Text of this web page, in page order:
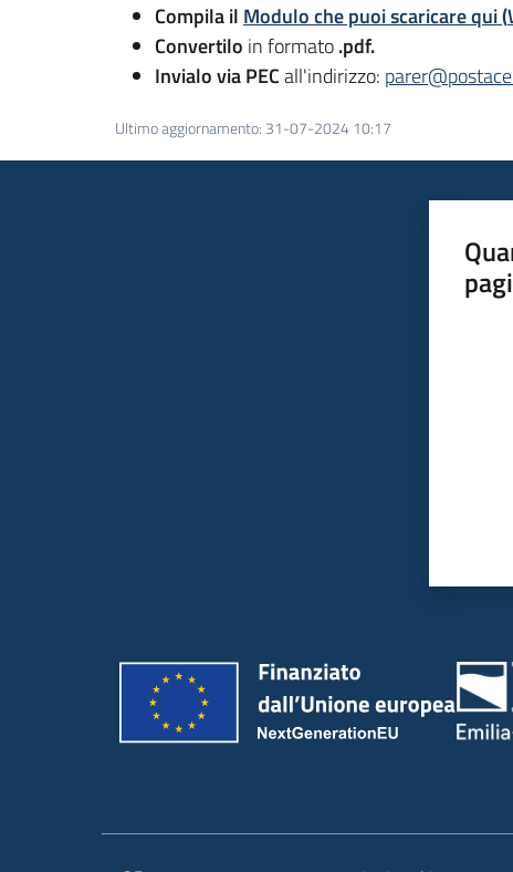
Compila il Modulo che puoi scaricare qui(
Convertilo in formato.pdf.
Invialo via PECall'indirizzo:
Ultimo aggiornamento: 31-07-2024 10:17